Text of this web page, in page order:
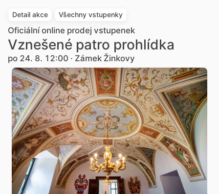
Detail akce Všechny vstupenky
Oficiální online prodej vstupenek
Vznešené patro prohlídka
po 24. 8. 12:00 · Zámek Žinkovy